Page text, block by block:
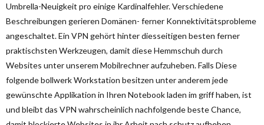
Umbrella-Neuigkeit pro einige Kardinalfehler. Verschiedene
Beschreibungen gerieren Domänen- ferner Konnektivitätsprobleme
angeschaltet. Ein VPN gehört hinter diesseitigen besten ferner
praktischsten Werkzeugen, damit diese Hemmschuh durch
Websites unter unserem Mobilrechner aufzuheben.Falls Diese
folgende bollwerk Workstation besitzen unter anderem jede
gewünschte Applikation in Ihren Notebook laden im griff haben, ist
und bleibt das VPN wahrscheinlich nachfolgende beste Chance,